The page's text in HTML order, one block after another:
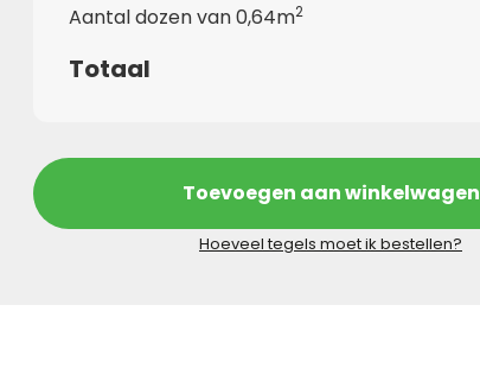
Aantal dozen van 0,64m2
Totaal
Toevoegen aan winkelwagen
Hoeveel tegels moet ik bestellen?